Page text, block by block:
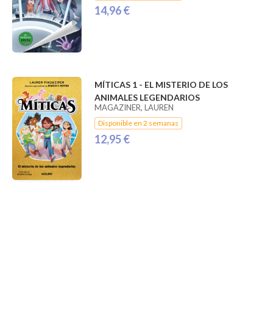
14,96 €
MÍTICAS 1 - EL MISTERIO DE LOS
ANIMALES LEGENDARIOS
MAGAZINER, LAUREN
Disponible en 2 semanas
12,95 €